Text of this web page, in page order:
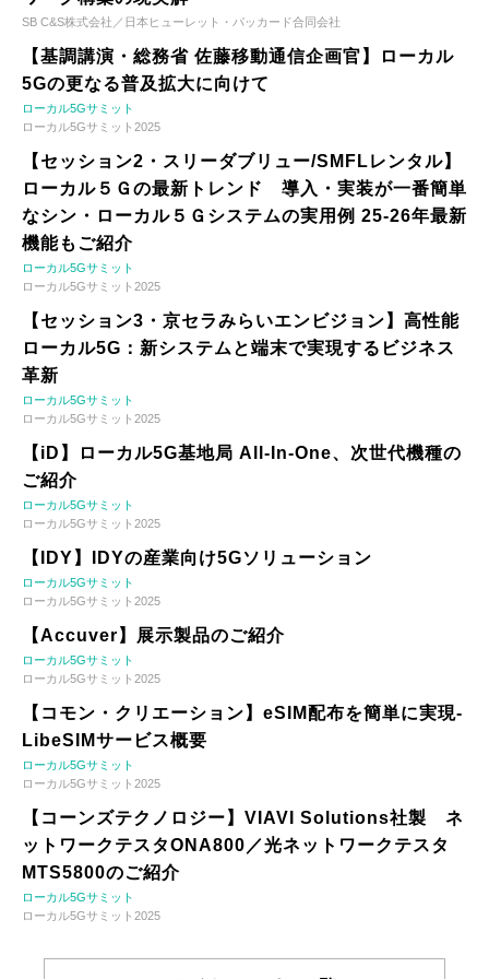
SB C&S株式会社／日本ヒューレット・パッカード合同会社
【基調講演・総務省 佐藤移動通信企画官】ローカル
5Gの更なる普及拡大に向けて
ローカル5Gサミット
ローカル5Gサミット2025
【セッション2・スリーダブリュー/SMFLレンタル】
ローカル５Ｇの最新トレンド 導入・実装が一番簡単
なシン・ローカル５Ｇシステムの実用例 25-26年最新
機能もご紹介
ローカル5Gサミット
ローカル5Gサミット2025
【セッション3・京セラみらいエンビジョン】高性能
ローカル5G：新システムと端末で実現するビジネス
革新
ローカル5Gサミット
ローカル5Gサミット2025
【iD】ローカル5G基地局 All-In-One、次世代機種の
ご紹介
ローカル5Gサミット
ローカル5Gサミット2025
【IDY】IDYの産業向け5Gソリューション
ローカル5Gサミット
ローカル5Gサミット2025
【Accuver】展示製品のご紹介
ローカル5Gサミット
ローカル5Gサミット2025
【コモン・クリエーション】eSIM配布を簡単に実現-
LibeSIMサービス概要
ローカル5Gサミット
ローカル5Gサミット2025
【コーンズテクノロジー】VIAVI Solutions社製 ネ
ットワークテスタONA800／光ネットワークテスタ
MTS5800のご紹介
ローカル5Gサミット
ローカル5Gサミット2025